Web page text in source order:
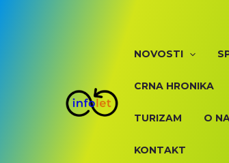
NOVOSTI
CRNA HRONIKA
TURIZAM O
KONTAKT